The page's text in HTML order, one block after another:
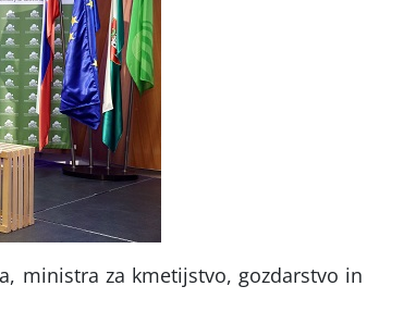
ministra za kmetijstvo, gozdarstvo in